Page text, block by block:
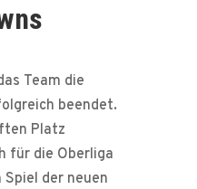
Team die
beendet.
Platz
für die Oberliga
Spiel der neuen